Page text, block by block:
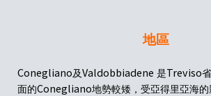
地區
Conegliano及Valdobbiadene 是Treviso
面的Conegliano地勢較矮，受亞得里亞海